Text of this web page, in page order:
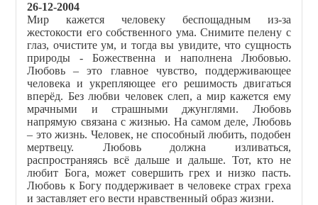
26-12-2004
Мир кажется человеку беспощадным из-за
жестокости его собственного ума. Снимите пелену с
глаз, очистите ум, и тогда вы увидите, что сущность
природы - Божественна и наполнена Любовью.
Любовь – это главное чувство, поддерживающее
человека и укрепляющее его решимость двигаться
вперёд. Без любви человек слеп, а мир кажется ему
мрачными и страшными джунглями. Любовь
напрямую связана с жизнью. На самом деле, Любовь
– это жизнь. Человек, не способный любить, подобен
мертвецу. Любовь должна изливаться,
распространяясь всё дальше и дальше. Тот, кто не
любит Бога, может совершить грех и низко пасть.
Любовь к Богу поддерживает в человеке страх греха
и заставляет его вести нравственный образ жизни.